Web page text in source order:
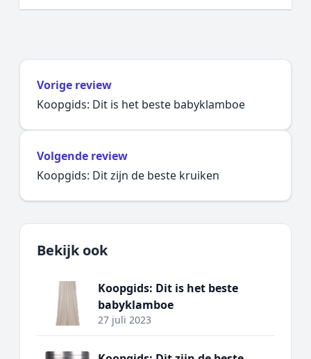
Vorige review
Koopgids: Dit is het beste babyklamboe
Volgende review
Koopgids: Dit zijn de beste kruiken
Bekijk ook
Koopgids: Dit is het beste
babyklamboe
27 juli 2023